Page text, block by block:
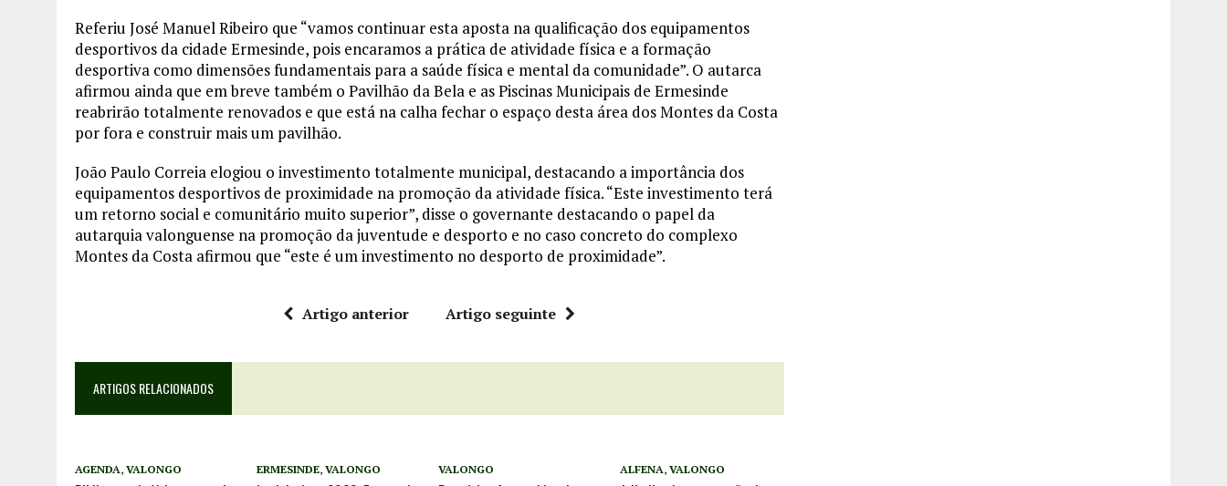
Referiu José Manuel Ribeiro que “vamos continuar esta aposta na qualificação dos equipamentos
desportivos da cidade Ermesinde, pois encaramos a prática de atividade física e a formação
desportiva como dimensões fundamentais para a saúde física e mental da comunidade”. O autarca
afirmou ainda que em breve também o Pavilhão da Bela e as Piscinas Municipais de Ermesinde
reabrirão totalmente renovados e que está na calha fechar o espaço desta área dos Montes da Costa
por fora e construir mais um pavilhão.
João Paulo Correia elogiou o investimento totalmente municipal, destacando a importância dos
equipamentos desportivos de proximidade na promoção da atividade física. “Este investimento terá
um retorno social e comunitário muito superior”, disse o governante destacando o papel da
autarquia valonguense na promoção da juventude e desporto e no caso concreto do complexo
Montes da Costa afirmou que “este é um investimento no desporto de proximidade”.
Artigo anterior Artigo seguinte
ARTIGOS RELACIONADOS
AGENDA, VALONGO ERMESINDE,VALONGO VALONGO ALFENA,VALONGO